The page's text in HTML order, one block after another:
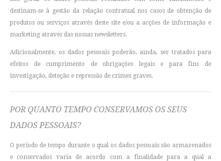
destinam-se à gestão da relação contratual nos casos de obtenção de
produtos ou serviços através deste site e/ou a acções de informação e
marketing através das nossas newsletters.
Adicionalmente, os dados pessoais poderão, ainda, ser tratados para
efeitos de cumprimento de obrigações legais e para fins de
investigação, deteção e repressão de crimes graves.
POR QUANTO TEMPO CONSERVAMOS OS SEUS
DADOS PESSOAIS?
O período de tempo durante o qual os dados pessoais são armazenados
e conservados varia de acordo com a finalidade para a qual a